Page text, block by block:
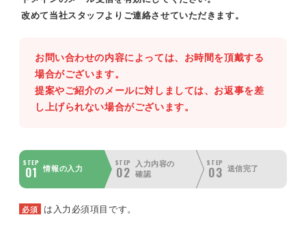
改めて当社スタッフよりご連絡させていただきます。
お問い合わせの内容によっては、お時間を頂戴する
場合がございます。
提案やご紹介のメールに対しましては、お返事を差
し上げられない場合がございます。
STEP
01 情報の入力
STEP
02
入力内容の
確認
STEP
03 送信完了
必須 は入力必須項目です。